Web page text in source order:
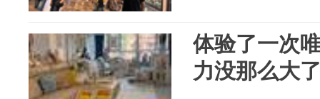
体验了一次
力没那么大